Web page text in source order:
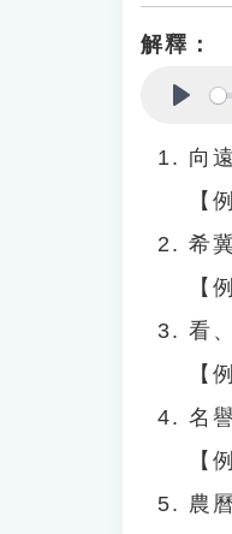
解釋：
向
【
希
【
看
【
名
【
農